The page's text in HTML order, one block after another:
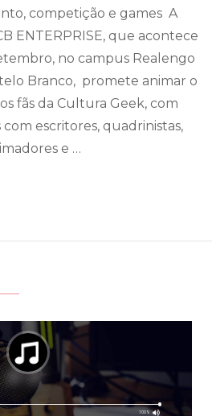
competição e games A
ENTERPRISE, que acontece
no campus Realengo
Branco, promete animar o
fãs da Cultura Geek, com
com escritores, quadrinistas,
e …